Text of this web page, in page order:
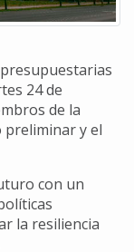
24 de
de la
preliminar y el
con un
la resiliencia